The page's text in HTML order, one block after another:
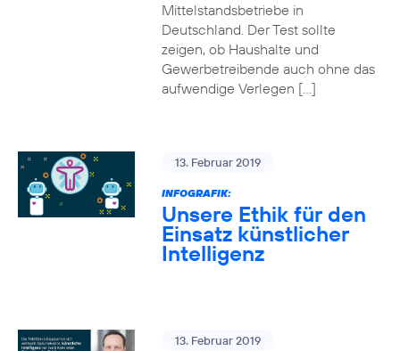
Mittelstandsbetriebe in
Deutschland. Der Test sollte
zeigen, ob Haushalte und
Gewerbetreibende auch ohne das
aufwendige Verlegen […]
13. Februar 2019
INFOGRAFIK:
Unsere Ethik für den
Einsatz künstlicher
Intelligenz
13. Februar 2019